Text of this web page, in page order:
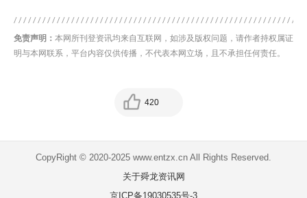
免责声明： 本网所刊登资讯均来自互联网，如涉及版权问题，请作者持权属证
明与本网联系，平台内容仅供传播，不代表本网立场，且不承担任何责任。
420
CopyRight © 2020-2025 www.entzx.cn All Rights Reserved.
关于舜龙资讯网
京ICP备19030535号-3